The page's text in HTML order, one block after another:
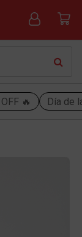
🔥 Día de